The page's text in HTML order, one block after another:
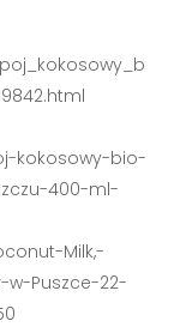
kokosowy-bio-
400-ml-
Milk,-
Puszce-22-